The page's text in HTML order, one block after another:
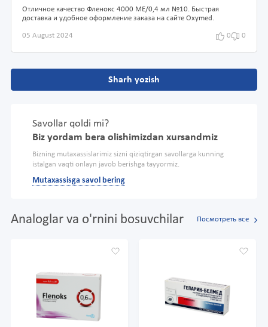
Отличное качество Фленокс 4000 МЕ/0,4 мл №10. Быстрая
доставка и удобное оформление заказа на сайте Oxymed.
05 August 2024 0 0
Sharh yozish
Savollar qoldi mi?
Biz yordam bera olishimizdan xursandmiz
Bizning mutaxassislarimiz sizni qiziqtirgan savollarga kunning
istalgan vaqti onlayn javob berishga tayyormiz.
Mutaxassisga savol bering
Analoglar va o'rnini bosuvchilar Посмотреть все